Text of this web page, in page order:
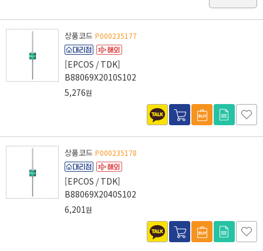
상품코드 P000235177
[EPCOS / TDK]
B88069X2010S102
5,276원
상품코드 P000235178
[EPCOS / TDK]
B88069X2040S102
6,201원